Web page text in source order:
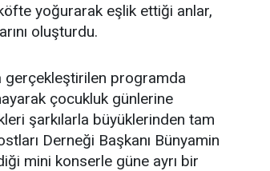
yoğurarak eşlik ettiği anlar,
oluşturdu.
gerçekleştirilen programda
çocukluk günlerine
şarkılarla büyüklerinden tam
Derneği Başkanı Bünyamin
mini konserle güne ayrı bir